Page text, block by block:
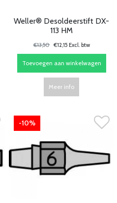
Weller® Desoldeerstift DX-
113 HM
€13,50 €12,15 Excl. btw
Toevoegen aan winkelwagen
Meer info
-10%